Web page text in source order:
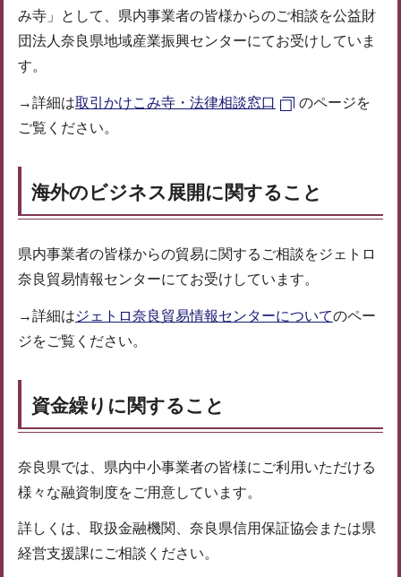
み寺」として、県内事業者の皆様からのご相談を公益財
団法人奈良県地域産業振興センターにてお受けしていま
す。
→詳細は取引かけこみ寺・法律相談窓口
のページを
ご覧ください。
海外のビジネス展開に関すること
県内事業者の皆様からの貿易に関するご相談をジェトロ
奈良貿易情報センターにてお受けしています。
→詳細はジェトロ奈良貿易情報センターについてのペー
ジをご覧ください。
資金繰りに関すること
奈良県では、県内中小事業者の皆様にご利用いただける
様々な融資制度をご用意しています。
詳しくは、取扱金融機関、奈良県信用保証協会または県
経営支援課にご相談ください。